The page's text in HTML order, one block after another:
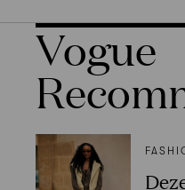
Vogue